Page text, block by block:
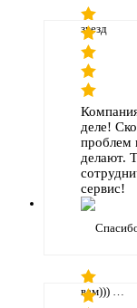
деле!
проблем
делают.
сервис!